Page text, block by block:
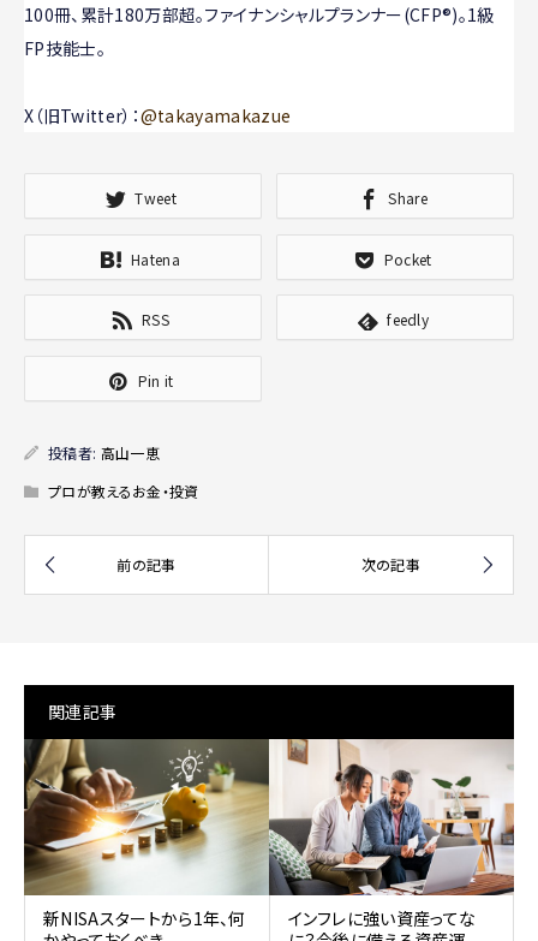
100冊、累計180万部超。ファイナンシャルプランナー(CFP®)。1級
FP技能士。
X（旧Twitter）：@takayamakazue
Tweet Share
Hatena Pocket
RSS feedly
Pin it
投稿者: 高山一恵
プロが教えるお金・投資
関連記事
新NISAスタートから1年、何
インフレに強い資産ってな